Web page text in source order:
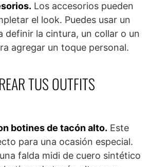
Los accesorios pueden
el look. Puedes usar un
definir la cintura, un collar o un
agregar un toque personal.
TUS OUTFITS
botines de tacón alto. Este
para una ocasión especial.
falda midi de cuero sintético